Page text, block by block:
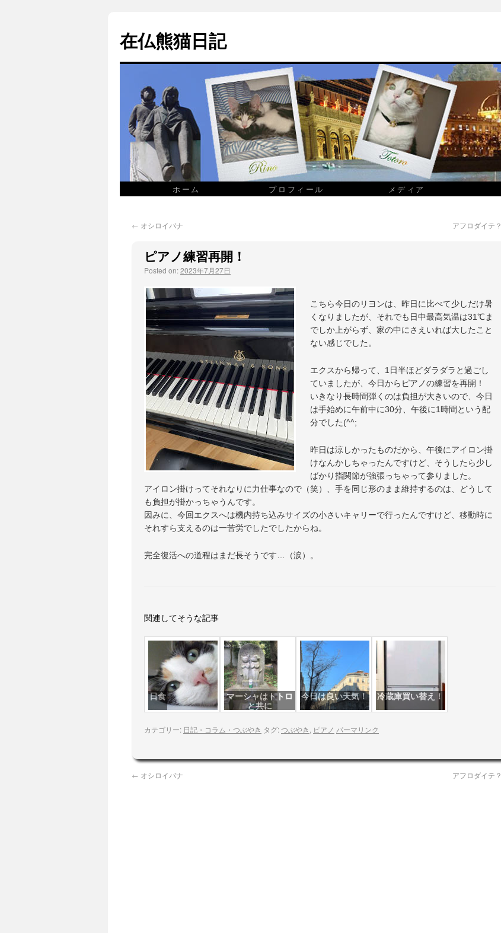
在仏熊猫日記
ホーム プロフィール メディア
← オシロイバナ アフロダイテ？
ピアノ練習再開！
Posted on:2023年7月27日
こちら今日のリヨンは、昨日に比べて少しだけ暑
くなりましたが、それでも日中最高気温は31℃ま
でしか上がらず、家の中にさえいれば大したこと
ない感じでした。
エクスから帰って、1日半ほどダラダラと過ごし
ていましたが、今日からピアノの練習を再開！
いきなり長時間弾くのは負担が大きいので、今日
は手始めに午前中に30分、午後に1時間という配
分でした(^^;
昨日は涼しかったものだから、午後にアイロン掛
けなんかしちゃったんですけど、そうしたら少し
ばかり指関節が強張っちゃって参りました。
アイロン掛けってそれなりに力仕事なので（笑）、手を同じ形のまま維持するのは、どうして
も負担が掛かっちゃうんです。
因みに、今回エクスへは機内持ち込みサイズの小さいキャリーで行ったんですけど、移動時に
それすら支えるのは一苦労でしたでしたからね。
完全復活への道程はまだ長そうです…（涙）。
関連してそうな記事
日食
マーシャはトトロ
と共に
今日は良い天気！ 冷蔵庫買い替え！
カテゴリー: 日記・コラム・つぶやき タグ:つぶやき, ピアノ パーマリンク
← オシロイバナ アフロダイテ？